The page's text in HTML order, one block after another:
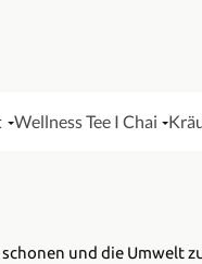
Wellness Tee I Chai
und die Umwelt